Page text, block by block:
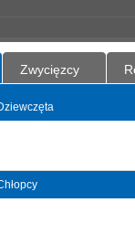
Zwycięzcy